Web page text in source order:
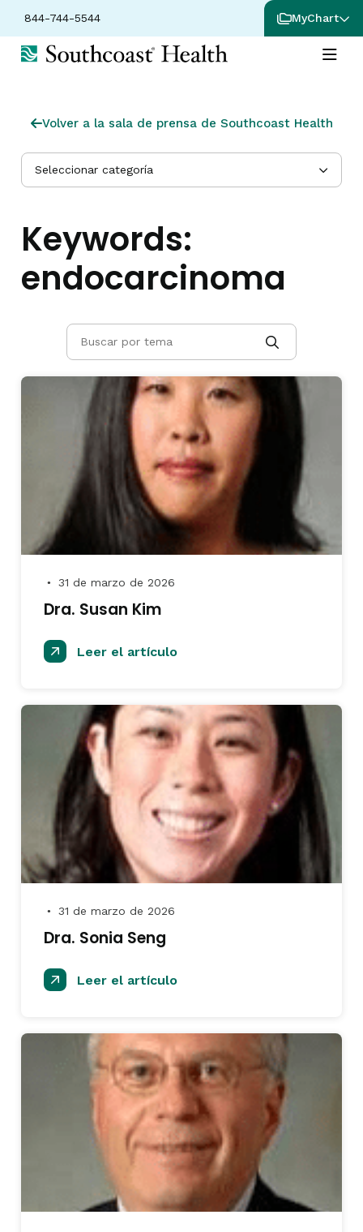
844-744-5544 MyChart
Volver a la sala de prensa de Southcoast Health
Seleccionar categoría
Keywords:
endocarcinoma
● 31 de marzo de 2026
Dra. Susan Kim
Leer el artículo
● 31 de marzo de 2026
Dra. Sonia Seng
Leer el artículo